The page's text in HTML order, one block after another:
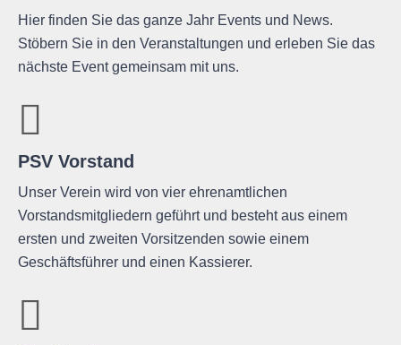
Hier finden Sie das ganze Jahr Events und News.
Stöbern Sie in den Veranstaltungen und erleben Sie das
nächste Event gemeinsam mit uns.
PSV Vorstand
Unser Verein wird von vier ehrenamtlichen
Vorstandsmitgliedern geführt und besteht aus einem
ersten und zweiten Vorsitzenden sowie einem
Geschäftsführer und einen Kassierer.